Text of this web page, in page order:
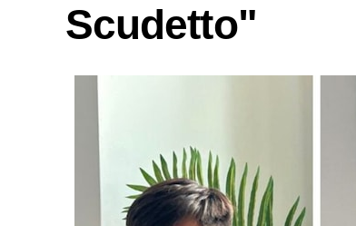
Scudetto"